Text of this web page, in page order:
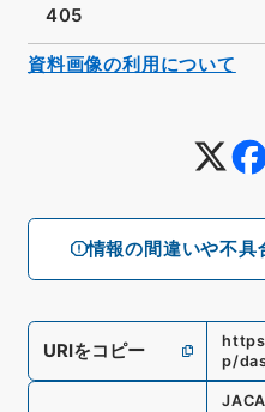
情報の間違いや不具
405
URIをコピー
p/
資料画像の利用について